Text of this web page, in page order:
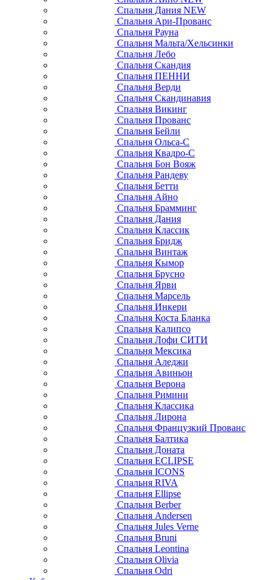
Спальня Дания NEW
Спальня Ари-Прованс
Спальня Рауна
Спальня Мальта/Хельсинки
Спальня Лебо
Спальня Скандия
Спальня ПЕННИ
Спальня Верди
Спальня Скандинавия
Спальня Викинг
Спальня Прованс
Спальня Бейли
Спальня Ольса-С
Спальня Квадро-С
Спальня Бон Вояж
Спальня Рандеву
Спальня Бетти
Спальня Айно
Спальня Брамминг
Спальня Дания
Спальня Классик
Спальня Бридж
Спальня Винтаж
Спальня Кымор
Спальня Брусно
Спальня Ярви
Спальня Марсель
Спальня Инкери
Спальня Коста Бланка
Спальня Калипсо
Спальня Лофи СИТИ
Спальня Мексика
Спальня Аледжи
Спальня Авиньон
Спальня Верона
Спальня Римини
Спальня Классика
Спальня Лирона
Спальня Французкий Прованс
Спальня Балтика
Спальня Доната
Спальня ECLIPSE
Спальня ICONS
Спальня RIVA
Спальня Ellipse
Спальня Berber
Спальня Andersen
Спальня Jules Verne
Спальня Bruni
Спальня Leontina
Спальня Olivia
Спальня Odri